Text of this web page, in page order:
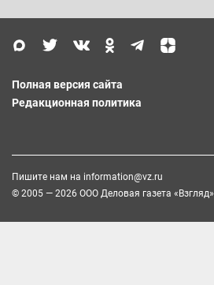
Полная версия сайта
Редакционная политика
Пишите нам на information@vz.ru
© 2005 — 2026 ООО Деловая газета «Взгляд»